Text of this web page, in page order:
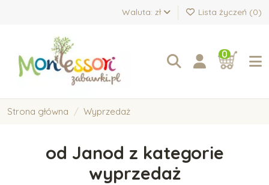
Waluta: zł Lista życzeń (0)
0
Strona główna Wyprzedaż
od Janod z kategorie
wyprzedaż